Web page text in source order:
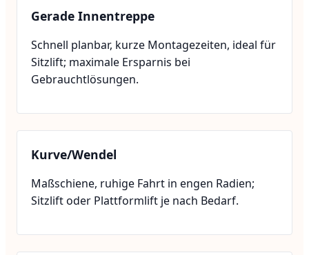
Gerade Innentreppe
Schnell planbar, kurze Montagezeiten, ideal für
Sitzlift; maximale Ersparnis bei
Gebrauchtlösungen.
Kurve/Wendel
Maßschiene, ruhige Fahrt in engen Radien;
Sitzlift oder Plattformlift je nach Bedarf.